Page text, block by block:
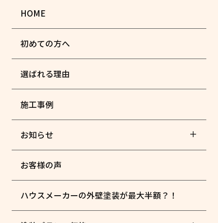
HOME
初めての方へ
選ばれる理由
施工事例
お知らせ
お客様の声
ハウスメーカーの外壁塗装が最大半額？！